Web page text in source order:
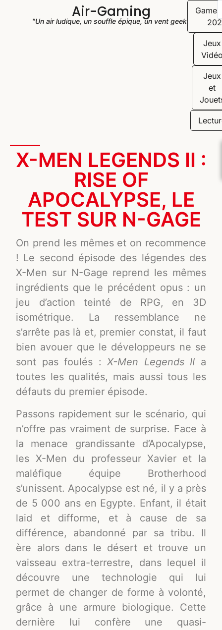
Air-Gaming
"Un air ludique, un souffle épique, un vent geek"
Jeux
Jeux
et
X-MEN LEGENDS II :
RISE OF
APOCALYPSE, LE
TEST SUR N-GAGE
On prend les mêmes et on recommence
! Le second épisode des légendes des
X-Men sur N-Gage reprend les mêmes
ingrédients que le précédent opus : un
jeu d’action teinté de RPG, en 3D
isométrique. La ressemblance ne
s’arrête pas là et, premier constat, il faut
bien avouer que le développeurs ne se
sont pas foulés :X-Men Legends II a
toutes les qualités, mais aussi tous les
défauts du premier épisode.
Passons rapidement sur le scénario, qui
n’offre pas vraiment de surprise. Face à
la menace grandissante d’Apocalypse,
les X-Men du professeur Xavier et la
maléfique équipe Brotherhood
s’unissent. Apocalypse est né, il y a près
de 5 000 ans en Egypte. Enfant, il était
laid et difforme, et à cause de sa
différence, abandonné par sa tribu. Il
ère alors dans le désert et trouve un
vaisseau extra-terrestre, dans lequel il
découvre une technologie qui lui
permet de changer de forme à volonté,
grâce à une armure biologique. Cette
dernière lui confère une quasi-